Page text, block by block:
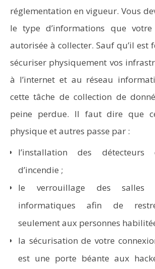
réglementation en vigueur. Vous
le type d’informations que
autorisée à collecter. Sauf qu’il est
sécuriser physiquement vos
à l’internet et au réseau
cette tâche de collection de
peine perdue. Il faut dire que
physique et autres passe par :
l’installation des
d’incendie ;
le verrouillage des salles
informatiques afin de
seulement aux personnes
la sécurisation de votre
est une porte béante aux